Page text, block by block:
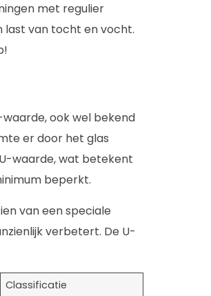
met regulier
last van tocht en vocht.
ook wel bekend
er door het glas
waarde, wat betekent
beperkt.
van een speciale
verbetert. De U-
Classificatie